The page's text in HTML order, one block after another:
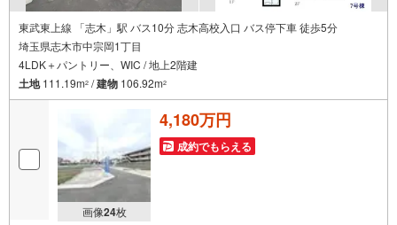
東武東上線 「志木」駅 バス10分 志木高校入口 バス停下車 徒歩5分
埼玉県志木市中宗岡1丁目
4LDK＋パントリー、WIC / 地上2階建
土地111.19m2 /建物 106.92m2
画像24枚
4,180万円
成約でもらえる